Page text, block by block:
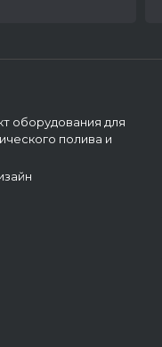
оборудования для
полива и